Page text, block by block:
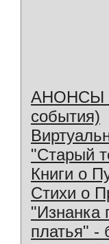
АНОНСЫ
события)
"Старый
Книги о
Стихи о
"Изнанка
платья" -